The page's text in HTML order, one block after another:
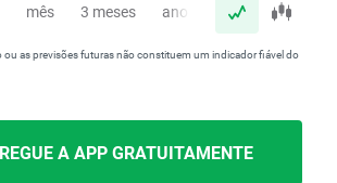
mês 3 meses ano
as previsões futuras não constituem um indicador fiável do
A APP GRATUITAMENTE